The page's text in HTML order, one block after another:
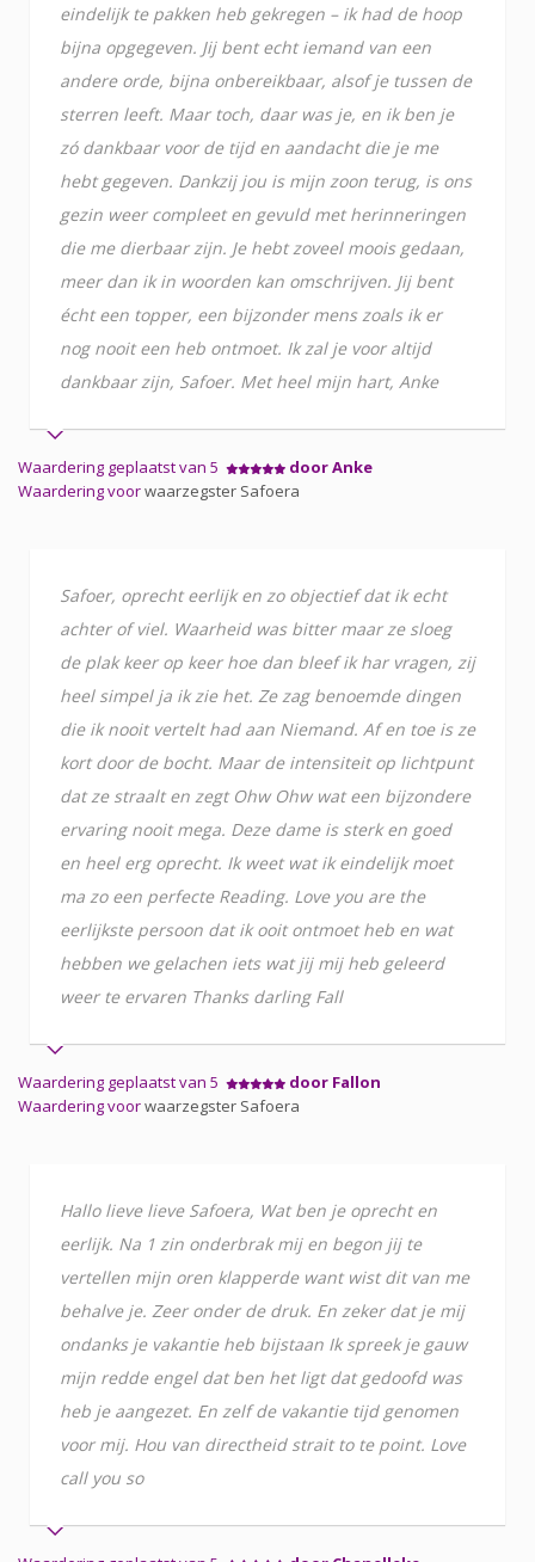
eindelijk te pakken heb gekregen – ik had de hoop
bijna opgegeven. Jij bent echt iemand van een
andere orde, bijna onbereikbaar, alsof je tussen de
sterren leeft. Maar toch, daar was je, en ik ben je
zó dankbaar voor de tijd en aandacht die je me
hebt gegeven. Dankzij jou is mijn zoon terug, is ons
gezin weer compleet en gevuld met herinneringen
die me dierbaar zijn. Je hebt zoveel moois gedaan,
meer dan ik in woorden kan omschrijven. Jij bent
écht een topper, een bijzonder mens zoals ik er
nog nooit een heb ontmoet. Ik zal je voor altijd
dankbaar zijn, Safoer. Met heel mijn hart, Anke
Waardering geplaatst van 5
door Anke
Waardering voorwaarzegster Safoera
Safoer, oprecht eerlijk en zo objectief dat ik echt
achter of viel. Waarheid was bitter maar ze sloeg
de plak keer op keer hoe dan bleef ik har vragen, zij
heel simpel ja ik zie het. Ze zag benoemde dingen
die ik nooit vertelt had aan Niemand. Af en toe is ze
kort door de bocht. Maar de intensiteit op lichtpunt
dat ze straalt en zegt Ohw Ohw wat een bijzondere
ervaring nooit mega. Deze dame is sterk en goed
en heel erg oprecht. Ik weet wat ik eindelijk moet
ma zo een perfecte Reading. Love you are the
eerlijkste persoon dat ik ooit ontmoet heb en wat
hebben we gelachen iets wat jij mij heb geleerd
weer te ervaren Thanks darling Fall
Waardering geplaatst van 5
door Fallon
Waardering voorwaarzegster Safoera
Hallo lieve lieve Safoera, Wat ben je oprecht en
eerlijk. Na 1 zin onderbrak mij en begon jij te
vertellen mijn oren klapperde want wist dit van me
behalve je. Zeer onder de druk. En zeker dat je mij
ondanks je vakantie heb bijstaan Ik spreek je gauw
mijn redde engel dat ben het ligt dat gedoofd was
heb je aangezet. En zelf de vakantie tijd genomen
voor mij. Hou van directheid strait to te point. Love
call you so